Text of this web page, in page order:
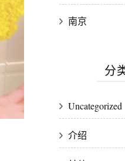
南京
分
Uncategorized
介绍